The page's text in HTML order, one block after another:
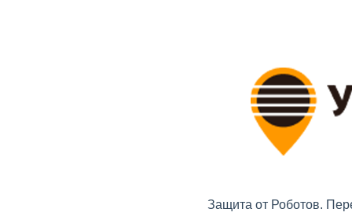
Защита от Роботов.